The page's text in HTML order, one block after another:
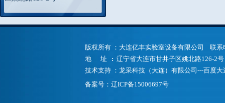
版权所有 ：大连亿丰实验室设备有限公司 联
地 址 : 辽宁省大连市甘井子区姚北路126-2
技术支持 ：龙采科技（大连）有限公司---百度
备案号： 辽ICP备15006697号